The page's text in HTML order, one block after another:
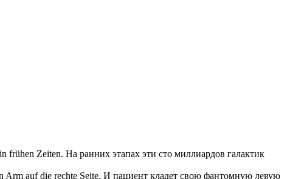
frühen Zeiten. На ранних этапах эти сто миллиардов галактик
Arm auf die rechte Seite. И пациент кладет свою фантомную левую